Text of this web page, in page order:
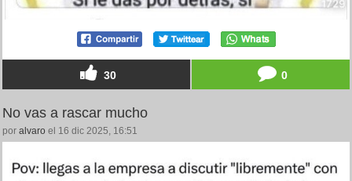
30 0
No vas a rascar mucho
por alvaro el 16 dic 2025, 16:51